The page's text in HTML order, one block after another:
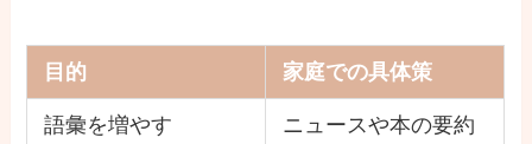
目的 家庭での具体策
語彙を増やす
ニュースや本の要約